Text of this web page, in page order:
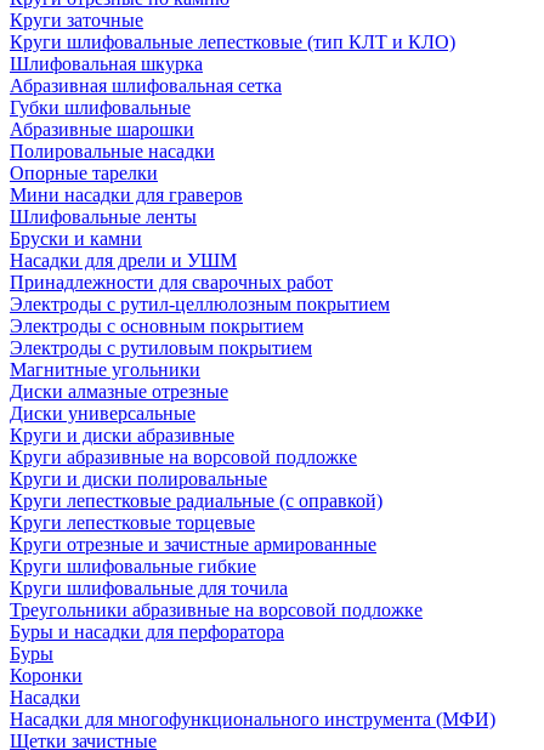
Круги заточные
Круги шлифовальные лепестковые (тип КЛТ и КЛО)
Шлифовальная шкурка
Абразивная шлифовальная сетка
Губки шлифовальные
Абразивные шарошки
Полировальные насадки
Опорные тарелки
Мини насадки для граверов
Шлифовальные ленты
Бруски и камни
Насадки для дрели и УШМ
Принадлежности для сварочных работ
Электроды с рутил-целлюлозным покрытием
Электроды с основным покрытием
Электроды с рутиловым покрытием
Магнитные угольники
Диски алмазные отрезные
Диски универсальные
Круги и диски абразивные
Круги абразивные на ворсовой подложке
Круги и диски полировальные
Круги лепестковые радиальные (с оправкой)
Круги лепестковые торцевые
Круги отрезные и зачистные армированные
Круги шлифовальные гибкие
Круги шлифовальные для точила
Треугольники абразивные на ворсовой подложке
Буры и насадки для перфоратора
Буры
Коронки
Насадки
Насадки для многофункционального инструмента (МФИ)
Щетки зачистные